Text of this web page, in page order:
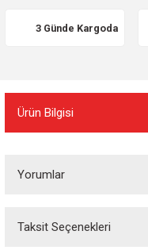
3 Günde Kargoda
Ürün Bilgisi
Yorumlar
Taksit Seçenekleri